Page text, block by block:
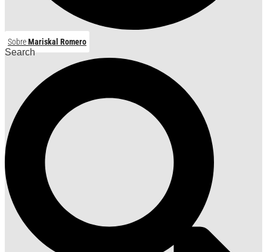
SobreMariskal Romero
Search